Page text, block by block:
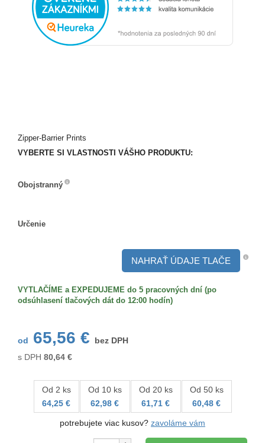
Zipper-Barrier Prints
VYBERTE SI VLASTNOSTI VÁŠHO PRODUKTU:
Obojstranný
Určenie
NAHRAŤ ÚDAJE TLAČE
VYTLAČÍME a EXPEDUJEME do 5 pracovných dní (po
odsúhlasení tlačových dát do 12:00 hodín)
od 65,56 €
bez DPH
s DPH 80,64 €
Od 2 ks
64,25 €
Od 10 ks
62,98 €
Od 20 ks
61,71 €
Od 50 ks
60,48 €
potrebujete viac kusov? zavoláme vám